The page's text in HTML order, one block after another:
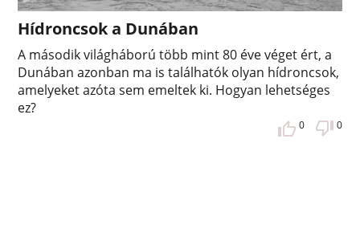
Hídroncsok a Dunában
A második világháború több mint 80 éve véget ért, a
Dunában azonban ma is találhatók olyan hídroncsok,
amelyeket azóta sem emeltek ki. Hogyan lehetséges
ez?
0 0